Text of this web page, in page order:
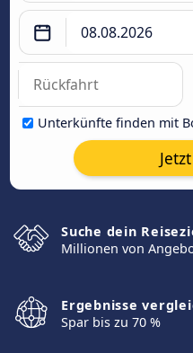
Unterkünfte finden mit
Suche dein
Millionen von
Ergebnisse
Spar bis zu 70 %